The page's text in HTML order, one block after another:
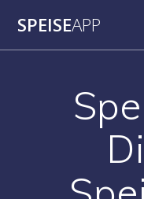
SPEISEAPP